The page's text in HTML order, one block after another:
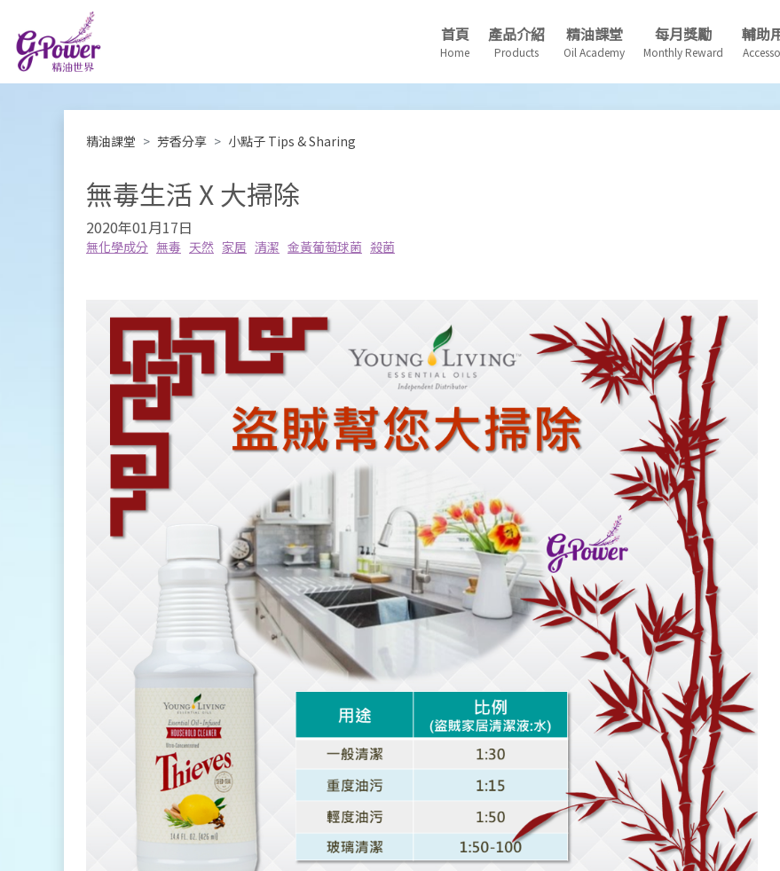
首頁
Home
產品介紹
Products
精油課堂
Oil Academy
每月獎勵
Monthly Reward
輔助
精油課堂 芳香分享 小點子 Tips & Sharing
無毒生活 X 大掃除
2020年01月17日
無化學成分 無毒 天然 家居 清潔 金黃葡萄球菌 殺菌